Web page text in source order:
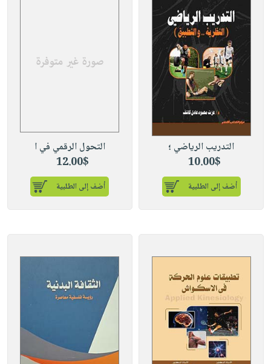
التدريب الرياضي ؛
10.00$
أضف إلى الطلبية
التحول الرقمي في ا
12.00$
أضف إلى الطلبية